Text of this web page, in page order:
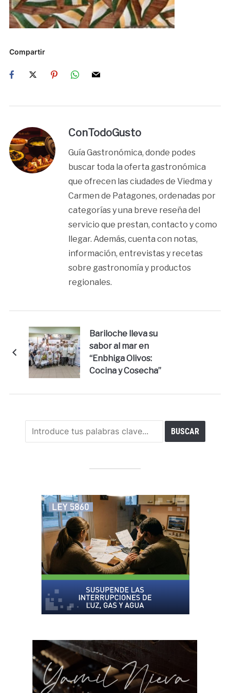
Compartir
ConTodoGusto
Guía Gastronómica, donde podes
buscar toda la oferta gastronómica
que ofrecen las ciudades de Viedma y
Carmen de Patagones, ordenadas por
categorías y una breve reseña del
servicio que prestan, contacto y como
llegar. Además, cuenta con notas,
información, entrevistas y recetas
sobre gastronomía y productos
regionales.
Bariloche lleva su
sabor al mar en
“Enbhiga Olivos:
Cocina y Cosecha”